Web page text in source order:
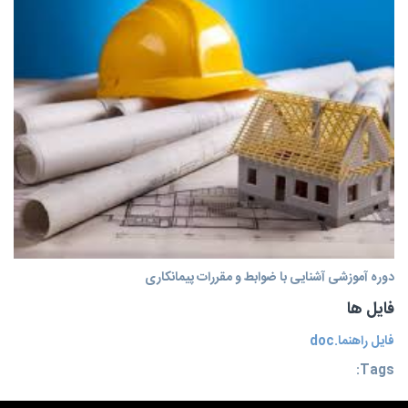
دوره آموزشی آشنایی با ضوابط و مقررات پیمانکاری
فایل ها
فایل راهنما.doc
Tags: